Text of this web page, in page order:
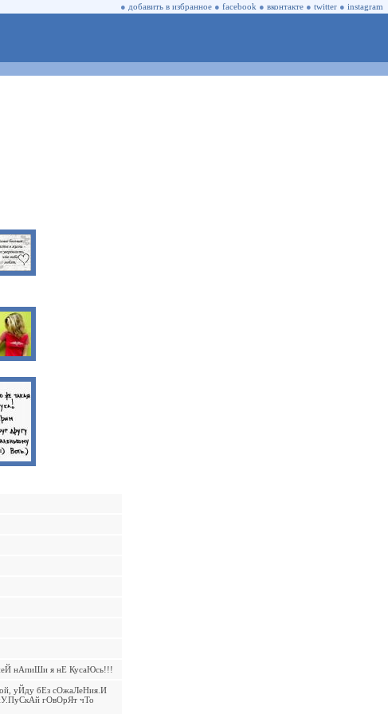
● добавить в избранное ● facebook ● вконтакте ● twitter ● instagram
нАпиШи я нЕ КусаЮсь!!!
уЙду бЕз сОжаЛеНия.И
гОвОрЯт чТо